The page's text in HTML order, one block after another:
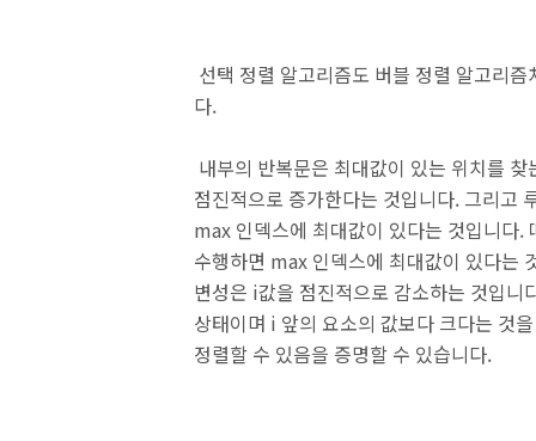
선택 정렬 알고리즘도 버블 정렬 알고리
다.
내부의 반복문은 최대값이 있는 위치를
점진적으로 증가한다는 것입니다. 그리고
max 인덱스에 최대값이 있다는 것입니다.
수행하면 max 인덱스에 최대값이 있다는
변성은 i값을 점진적으로 감소하는 것입니
상태이며 i 앞의 요소의 값보다 크다는 것
정렬할 수 있음을 증명할 수 있습니다.